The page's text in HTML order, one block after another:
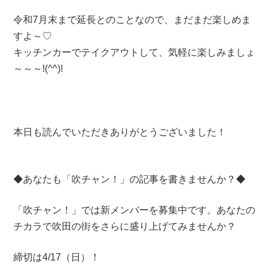
令和7月末まで延長とのことなので、まだまだ楽しめま
すよ～♡
キッチンカーでテイクアウトして、気軽に楽しみましょ
～～～!(^^)!
本日も読んでいただきありがとうございました！
◆あなたも「吹チャン！」の記事を書きませんか？◆
「吹チャン！」では新メンバーを募集中です。あなたの
チカラで吹田の街をさらに盛り上げてみませんか？
締切は4/17（日）！